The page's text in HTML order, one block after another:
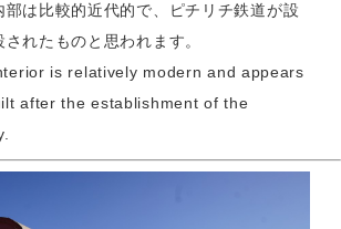
部は比較的近代的で、ピチリチ鉄道が設
れたものと思われます。
is relatively modern and appears
after the establishment of the